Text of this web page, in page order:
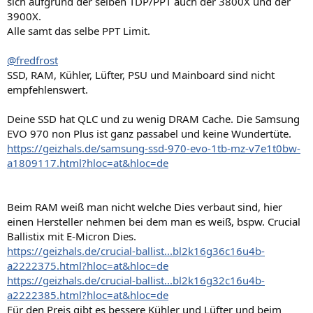
3900X.
Alle samt das selbe PPT Limit.
@fredfrost
SSD, RAM, Kühler, Lüfter, PSU und Mainboard sind nicht
empfehlenswert.
Deine SSD hat QLC und zu wenig DRAM Cache. Die Samsung
EVO 970 non Plus ist ganz passabel und keine Wundertüte.
https://geizhals.de/samsung-ssd-970-evo-1tb-mz-v7e1t0bw-
a1809117.html?hloc=at&hloc=de
Beim RAM weiß man nicht welche Dies verbaut sind, hier
einen Hersteller nehmen bei dem man es weiß, bspw. Crucial
Ballistix mit E-Micron Dies.
https://geizhals.de/crucial-ballist...bl2k16g36c16u4b-
a2222375.html?hloc=at&hloc=de
https://geizhals.de/crucial-ballist...bl2k16g32c16u4b-
a2222385.html?hloc=at&hloc=de
Für den Preis gibt es bessere Kühler und Lüfter und beim